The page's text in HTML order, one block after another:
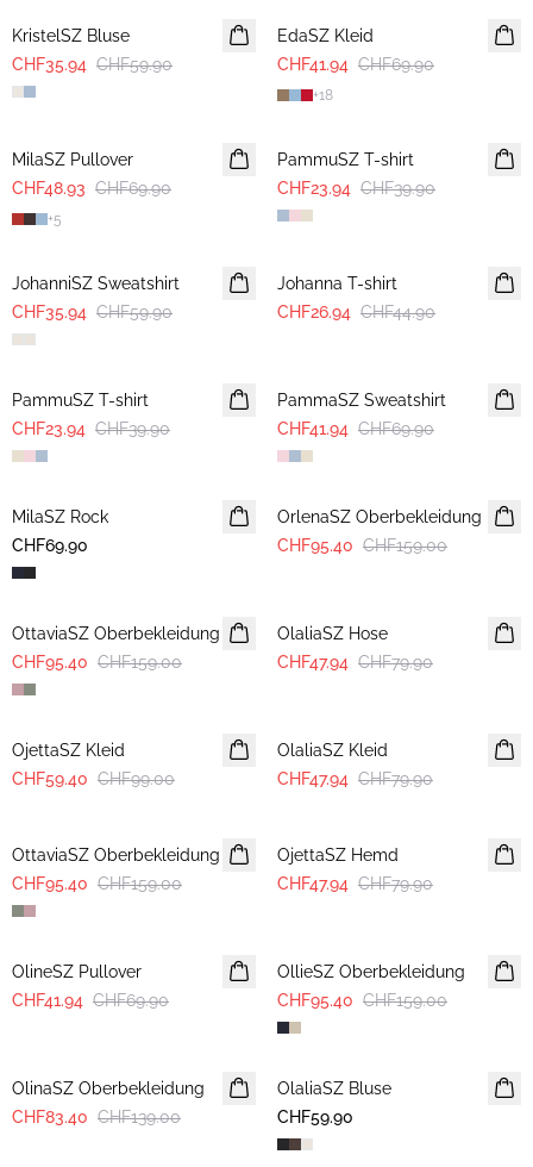
KristelSZ Bluse
CHF35.94 CHF59.90
EdaSZ Kleid
CHF41.94 CHF69.90
+18
MilaSZ Pullover
CHF48.93 CHF69.90
+5
PammuSZ T-shirt
CHF23.94 CHF39.90
JohanniSZ Sweatshirt
CHF35.94 CHF59.90
Johanna T-shirt
CHF26.94 CHF44.90
-40%
PammuSZ T-shirt
CHF23.94 CHF39.90
PammaSZ Sweatshirt
CHF41.94 CHF69.90
NEUHEIT
MilaSZ Rock
CHF69.90
-40%
OrlenaSZ Oberbekleidung
CHF95.40 CHF159.00
-40%
OttaviaSZ Oberbekleidung
CHF95.40 CHF159.00
OlaliaSZ Hose
CHF47.94 CHF79.90
-40%
OjettaSZ Kleid
CHF59.40 CHF99.00
OlaliaSZ Kleid
CHF47.94 CHF79.90
OttaviaSZ Oberbekleidung
CHF95.40 CHF159.00
OjettaSZ Hemd
CHF47.94 CHF79.90
-40%
OlineSZ Pullover
CHF41.94 CHF69.90
OllieSZ Oberbekleidung
CHF95.40 CHF159.00
OlinaSZ Oberbekleidung
CHF83.40 CHF139.00
NEUHEIT
OlaliaSZ Bluse
CHF59.90
-40%